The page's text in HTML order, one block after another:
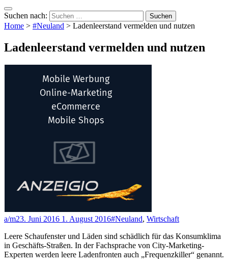
Suchen nach:
Home > #Neuland > Ladenleerstand vermelden und nutzen
Ladenleerstand vermelden und nutzen
a/m23. Juni 2016 1. August 2016#Neuland, Wirtschaft
Leere Schaufenster und Läden sind schädlich für das Konsumklima
in Geschäfts-Straßen. In der Fachsprache von City-Marketing-
Experten werden leere Ladenfronten auch „Frequenzkiller“ genannt.